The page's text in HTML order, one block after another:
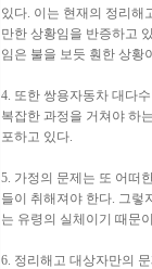
있다. 이는 현재의 정리해
만한 상황임을 반증하고
임은 불을 보듯 훤한 상황
4. 또한 쌍용자동차 대다
복잡한 과정을 거쳐야 하
포하고 있다.
5. 가정의 문제는 또 어떠
들이 취해져야 한다. 그렇
는 유령의 실체이기 때문
6. 정리해고 대상자만의